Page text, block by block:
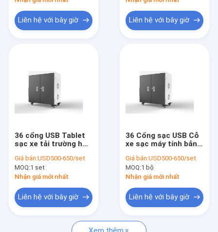
Tin tức
Tất cả các trường hợp
Tủ sạc máy tính bảng
Tủ sạc laptop |
Tủ sạc Ipad
Xe đẩy sạc máy tính bảng
Tủ sạc USB
Liên hệ với bây giờ Liên hệ với bây giờ
36 cổng USB Tablet
sạc xe tải trường học
Giá bán:USD500-650/set
MOQ:1 set
Nhận giá mới nhất
Liên hệ với bây giờ
36 Cổng sạc USB Cỗ
xe sạc máy tính bảng
Giá bán:USD500-650/set
MOQ:1 bộ
Nhận giá mới nhất
Liên hệ với bây giờ